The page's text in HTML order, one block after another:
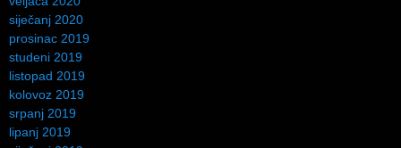
siječanj 2020
prosinac 2019
studeni 2019
listopad 2019
kolovoz 2019
srpanj 2019
lipanj 2019